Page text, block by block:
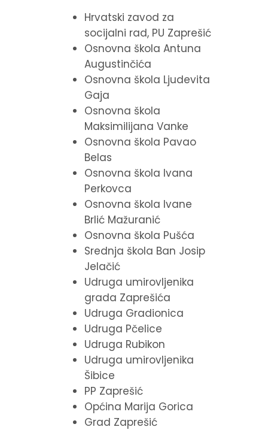
Hrvatski zavod za
socijalni rad, PU Zaprešić
Osnovna škola Antuna
Augustinčića
Osnovna škola Ljudevita
Gaja
Osnovna škola
Maksimilijana Vanke
Osnovna škola Pavao
Belas
Osnovna škola Ivana
Perkovca
Osnovna škola Ivane
Brlić Mažuranić
Osnovna škola Pušća
Srednja škola Ban Josip
Jelačić
Udruga umirovljenika
grada Zaprešića
Udruga Gradionica
Udruga Pčelice
Udruga Rubikon
Udruga umirovljenika
Šibice
PP Zaprešić
Općina Marija Gorica
Grad Zaprešić